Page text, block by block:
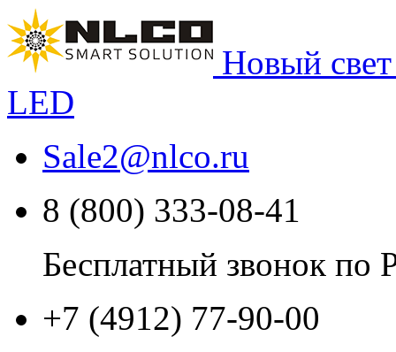
Новый
LED
Sale2@nlco.ru
8 (800) 333-08-41
Бесплатный звонок по
+7 (4912) 77-90-00